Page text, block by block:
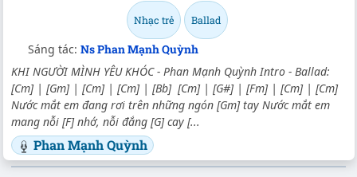
Nhạc trẻ Ballad
Sáng tác: Ns Phan Mạnh Quỳnh
KHI NGƯỜI MÌNH YÊU KHÓC - Phan Mạnh Quỳnh Intro - Ballad:
[Cm] | [Gm] | [Cm] | [Cm] | [Bb] [Cm] | [G#] | [Fm] | [Cm] | [Cm]
Nước mắt em đang rơi trên những ngón [Gm] tay Nước mắt em
mang nỗi [F] nhớ, nỗi đắng [G] cay [...
Phan Mạnh Quỳnh